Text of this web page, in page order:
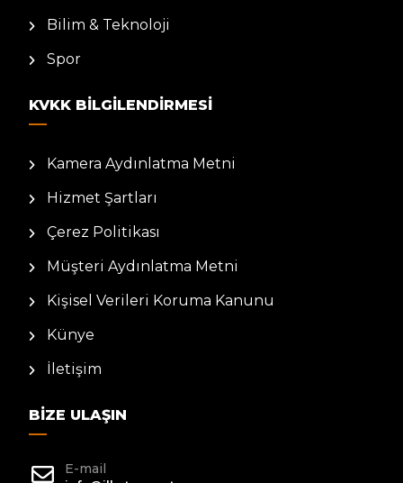
Bilim & Teknoloji
Spor
KVKK BILGILENDIRMESI
Kamera Aydınlatma Metni
Hizmet Şartları
Çerez Politikası
Müşteri Aydınlatma Metni
Kişisel Verileri Koruma Kanunu
Künye
İletişim
BIZE ULAŞIN
E-mail